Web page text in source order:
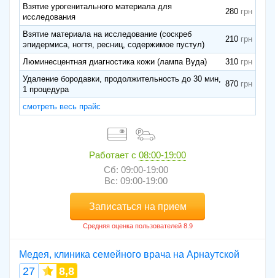
Взятие урогенитального материала для
исследования
280
Взятие материала на исследование (соскреб
эпидермиса, ногтя, ресниц, содержимое пустул)
210
Люминесцентная диагностика кожи (лампа Вуда)
310
Удаление бородавки, продолжительность до 30 мин,
1 процедура
870
смотреть весь прайс
Работает с 08:00-19:00
Сб: 09:00-19:00
Вс: 09:00-19:00
Записаться на прием
Медея, клиника семейного врача на Арнаутской
27 8,8